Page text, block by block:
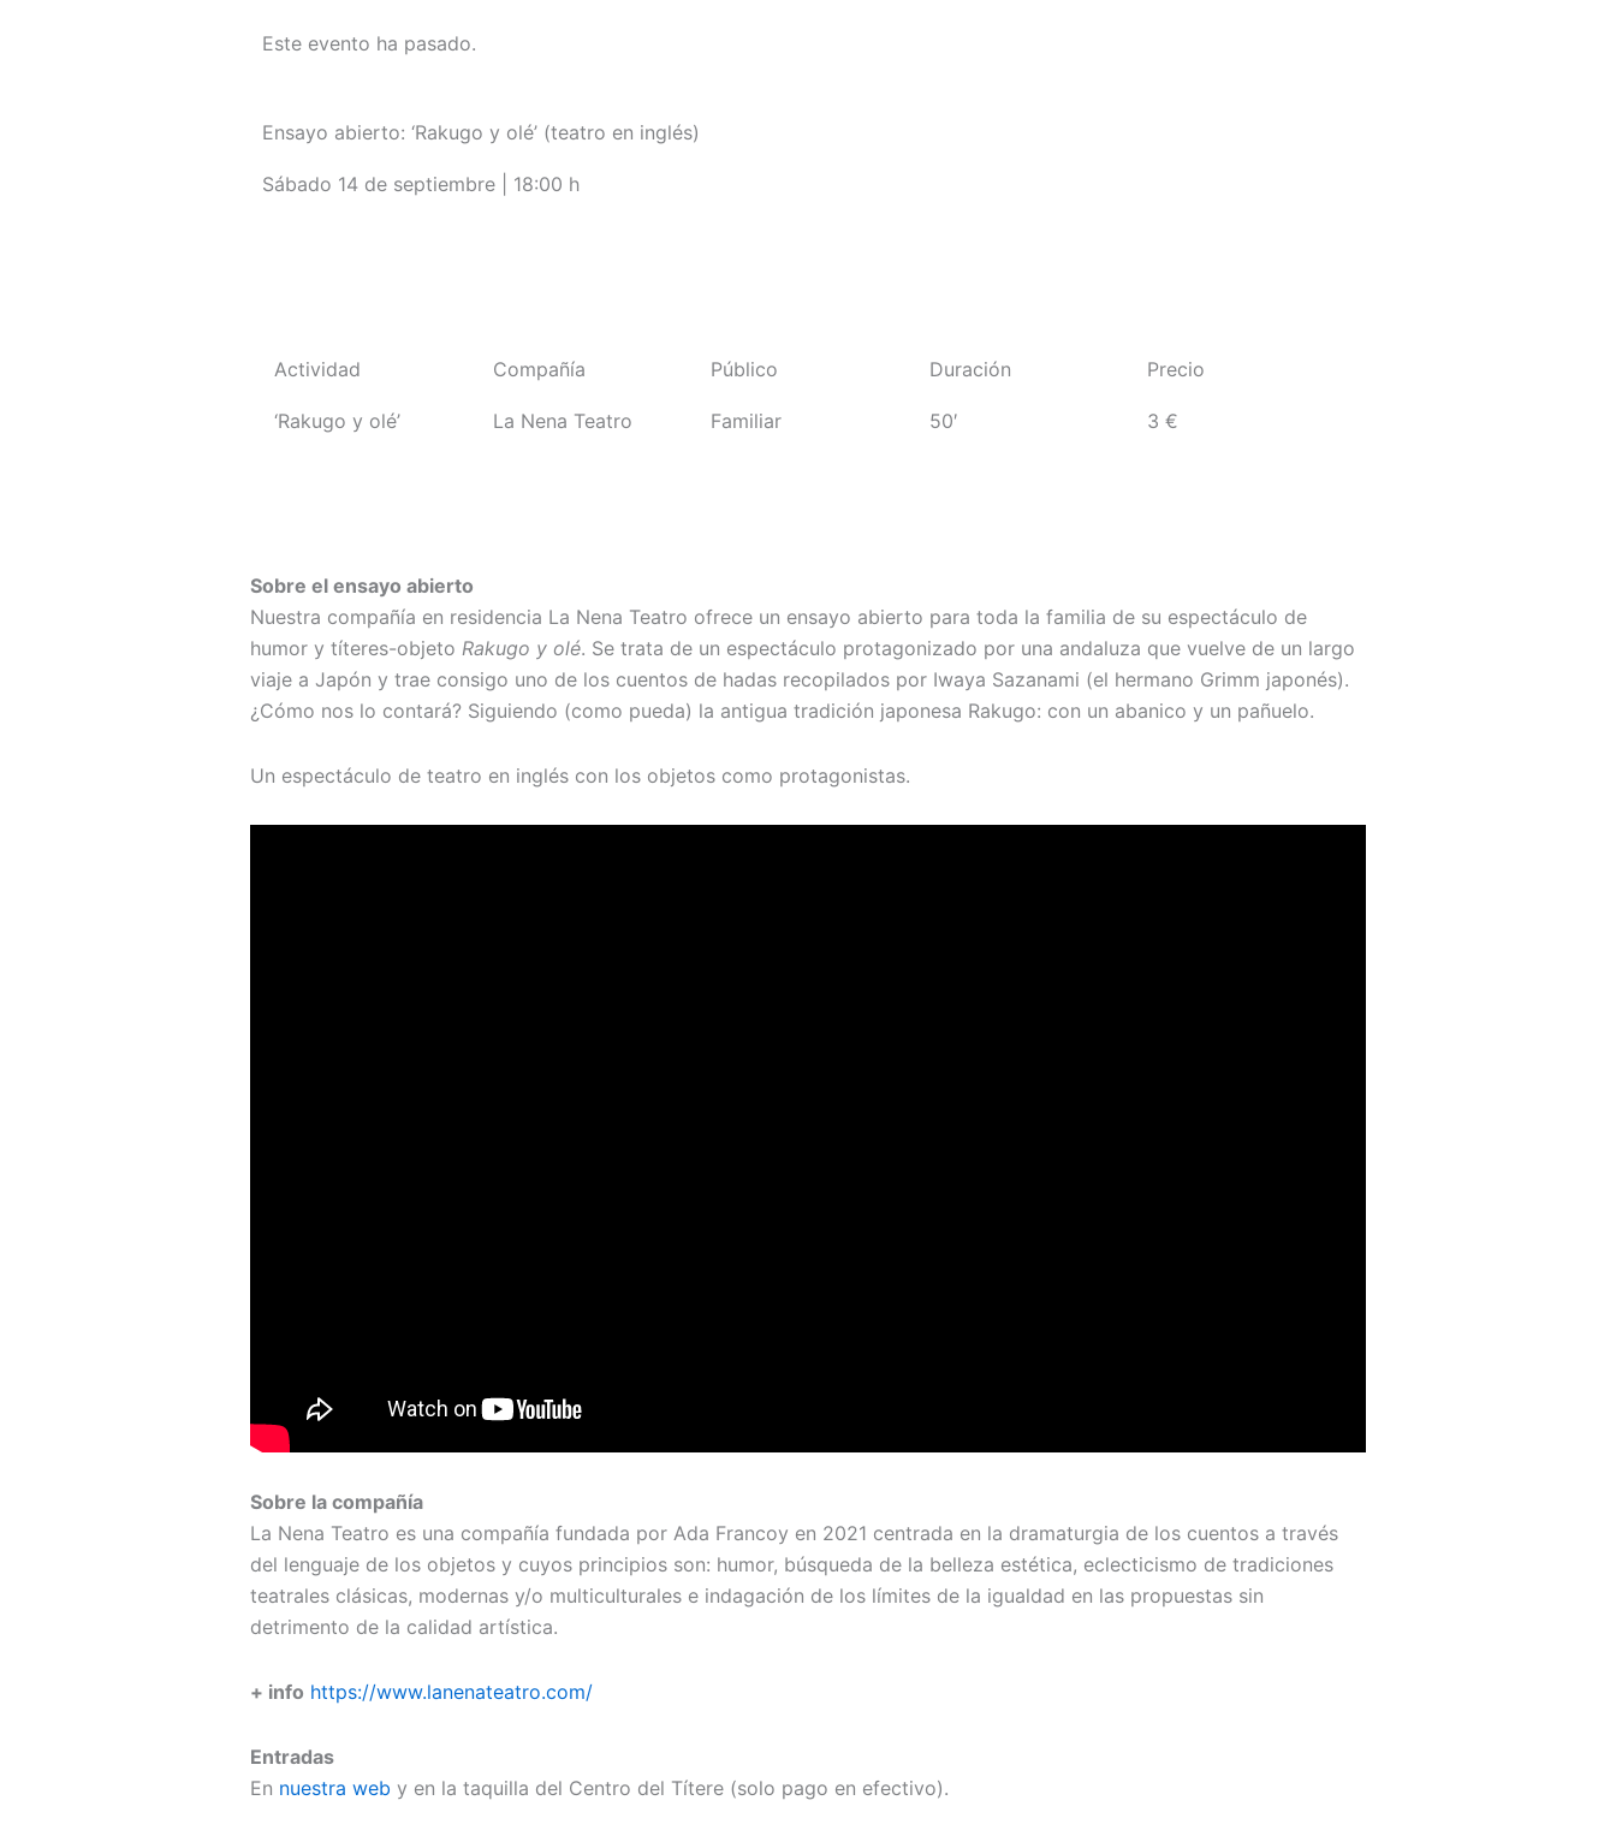
Este evento ha pasado.
Ensayo abierto: ‘Rakugo y olé’ (teatro en inglés)
Sábado 14 de septiembre | 18:00 h
Actividad
‘Rakugo y olé’
Compañía
La Nena Teatro
Público
Familiar
Duración
50′
Precio
3 €
Sobre el ensayo abierto
Nuestra compañía en residencia La Nena Teatro ofrece un ensayo abierto para toda la familia de su espectáculo de
humor y títeres-objeto Rakugo y olé. Se trata de un espectáculo protagonizado por una andaluza que vuelve de un largo
viaje a Japón y trae consigo uno de los cuentos de hadas recopilados por Iwaya Sazanami (el hermano Grimm japonés).
¿Cómo nos lo contará? Siguiendo (como pueda) la antigua tradición japonesa Rakugo: con un abanico y un pañuelo.
Un espectáculo de teatro en inglés con los objetos como protagonistas.
Sobre la compañía
La Nena Teatro es una compañía fundada por Ada Francoy en 2021 centrada en la dramaturgia de los cuentos a través
del lenguaje de los objetos y cuyos principios son: humor, búsqueda de la belleza estética, eclecticismo de tradiciones
teatrales clásicas, modernas y/o multiculturales e indagación de los límites de la igualdad en las propuestas sin
detrimento de la calidad artística.
+ info https://www.lanenateatro.com/
Entradas
En nuestra web y en la taquilla del Centro del Títere (solo pago en efectivo).